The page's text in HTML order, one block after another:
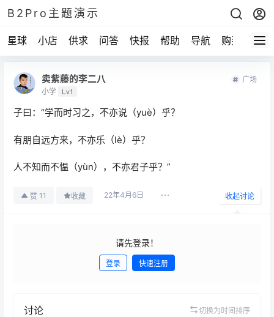
B2Pro主题演示
星球 小店 供求 问答 快报 帮助 导航 购买
卖紫藤的李二八
小学 Lv1
广场
子曰：“学而时习之，不亦说（yuè）乎？
有朋自远方来，不亦乐（lè）乎？
人不知而不愠（yùn），不亦君子乎？”
赞 11 收藏 22年4月6日 收起讨论
请先登录！
登录 快速注册
讨论 切换为时间排序